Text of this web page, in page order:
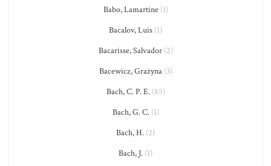
Babo, Lamartine(1)
Bacalov, Luis (1)
Bacarisse, Salvador(2)
Bacewicz, Grażyna(3)
Bach, C. P. E.(85)
Bach, G. C.(1)
Bach, H. (2)
Bach, J. (1)